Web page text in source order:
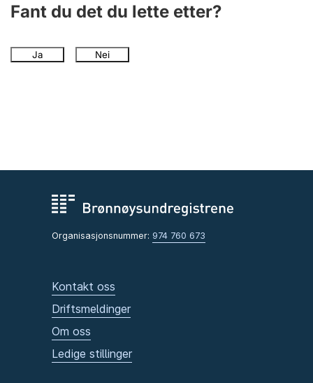
Fant du det du lette etter?
Ja Nei
Organisasjonsnummer: 974 760 673
Kontakt oss
Driftsmeldinger
Om oss
Ledige stillinger